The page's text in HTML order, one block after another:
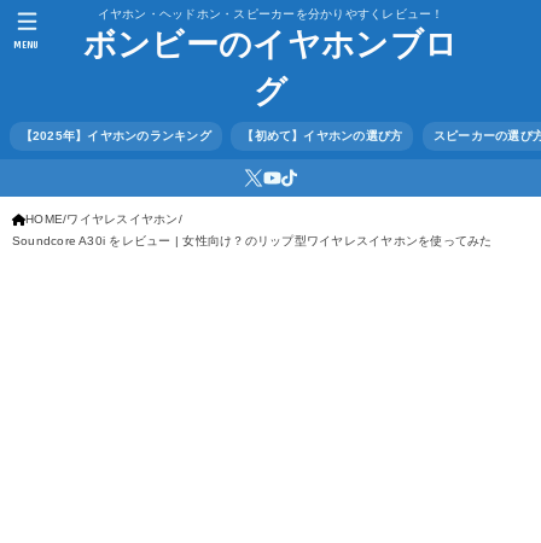
イヤホン・ヘッドホン・スピーカーを分かりやすくレビュー！
ボンビーのイヤホンブロ
グ
【2025年】イヤホンのランキング 【初めて】イヤホンの選び方 スピーカーの選び
MENU
HOME ワイヤレスイヤホン
Soundcore A30i をレビュー | 女性向け？のリップ型ワイヤレスイヤホンを使ってみた